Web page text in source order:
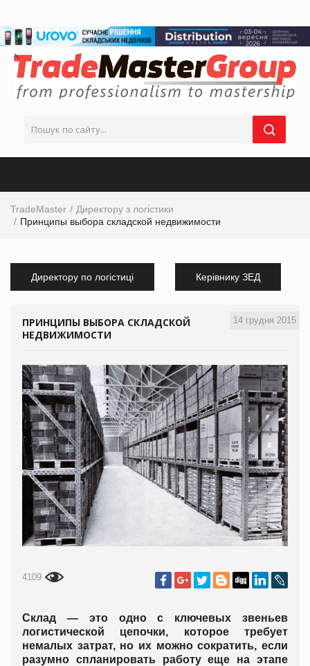
TradeMaster
Директору з логістики
Принципы выбора складской недвижимости
Директору по логістиці Керівнику ЗЕД
14 грудня 2015
ПРИНЦИПЫ ВЫБОРА СКЛАДСКОЙ
НЕДВИЖИМОСТИ
4109
Склад — это одно с ключевых звеньев
логистической цепочки, которое требует
немалых затрат, но их можно сократить, если
разумно спланировать работу еще на этапе